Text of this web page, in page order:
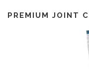
PREMIUM JOINT